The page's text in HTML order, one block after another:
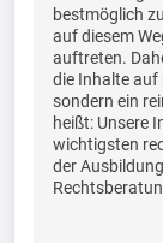
bestmöglich
auf diesem
auftreten.
die Inhalte auf
sondern ein
heißt: Unsere
wichtigsten
der